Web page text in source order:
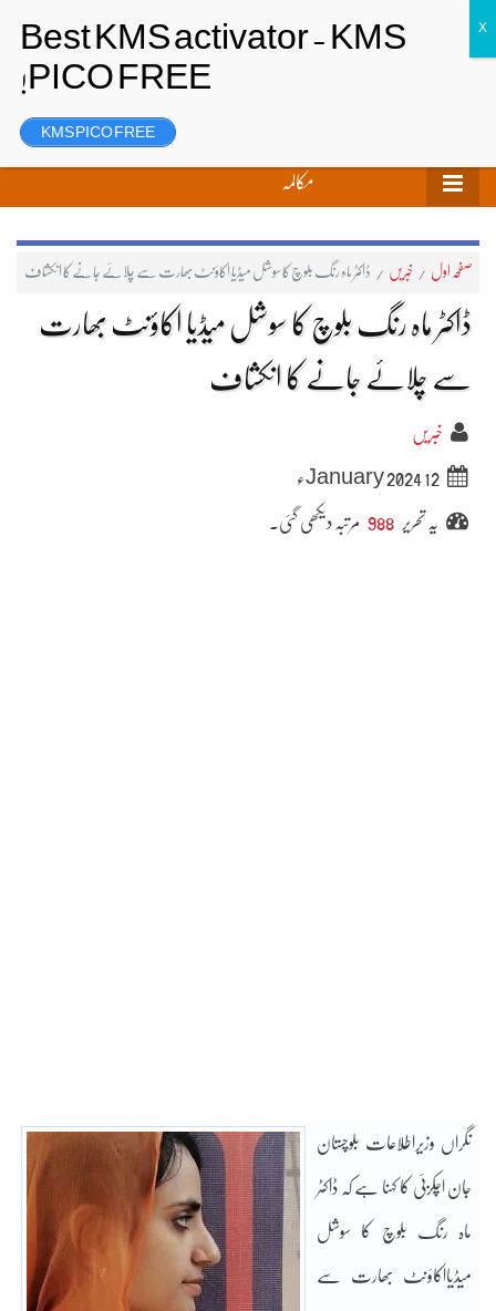
رجسٹر
مکالمہ
صفحہ اول / خبریں / ڈاکٹر ماہ رنگ بلوچ کا سوشل میڈیا اکاؤنٹ بھارت سے چلائے جانے کا انکشاف
ڈاکٹر ماہ رنگ بلوچ کا سوشل میڈیا اکاؤنٹ بھارت
سے چلائے جانے کا انکشاف
خبریں
12 January 2024ء
یہ تحریر 988 مرتبہ دیکھی گئی۔
نگراں وزیراطلاعات بلوچستان
جان اچکزئی کا کہنا ہے کہ ڈاکٹر
ماہ رنگ بلوچ کا سوشل
میڈیااکاؤنٹ بھارت سے
KMS PICO FREE